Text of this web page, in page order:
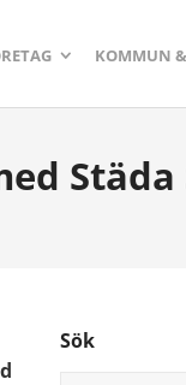
KOMMUN
Städa
Sök